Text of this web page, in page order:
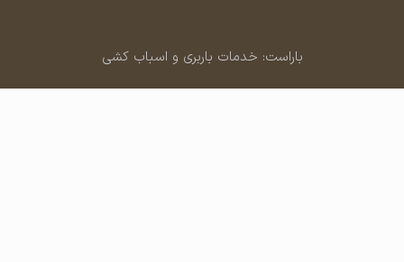
باراست: خدمات باربری و اسباب کشی